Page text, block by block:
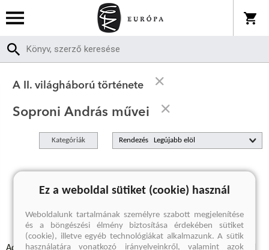
A II. világháború története
Soproni András művei
Kategóriák Rendezés
A keresett kifejezésre nincs találat
Ez a weboldal sütiket (cookie) használ
Weboldalunk tartalmának személyre szabott megjelenítése
és a böngészési élmény biztosítása érdekében sütiket
(cookie), illetve egyéb technológiákat alkalmazunk. A sütik
használatára vonatkozó irányelveinkről, valamint azok